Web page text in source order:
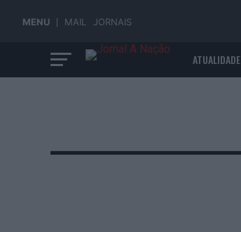
MENU MAIL JORNAIS
ATUALIDADE